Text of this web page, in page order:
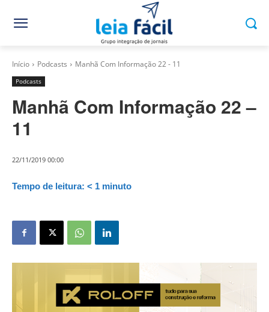
Início Podcasts Manhã Com Informação 22 - 11
Podcasts
Manhã Com Informação 22 –
11
22/11/2019 00:00
Tempo de leitura: < 1 minuto